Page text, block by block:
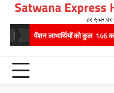
content
Satwana Express
हर ख़बर पर
पेंशन लाभार्थियों को कुल 146 करोड़